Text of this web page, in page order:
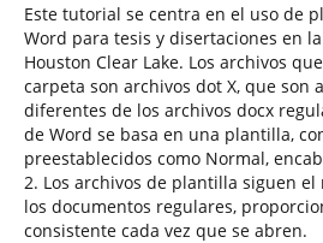
Este tutorial se centra en el uso de
Word para tesis y disertaciones en
Houston Clear Lake. Los archivos
carpeta son archivos dot X, que son
diferentes de los archivos docx
de Word se basa en una plantilla,
preestablecidos como Normal,
2. Los archivos de plantilla siguen
los documentos regulares,
consistente cada vez que se abren.